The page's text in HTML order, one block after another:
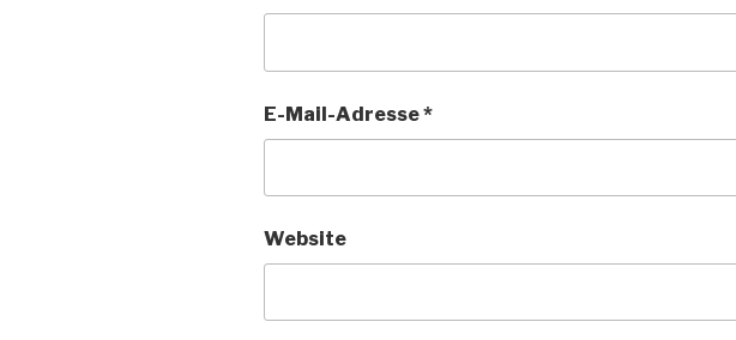
E-Mail-Adresse*
Website